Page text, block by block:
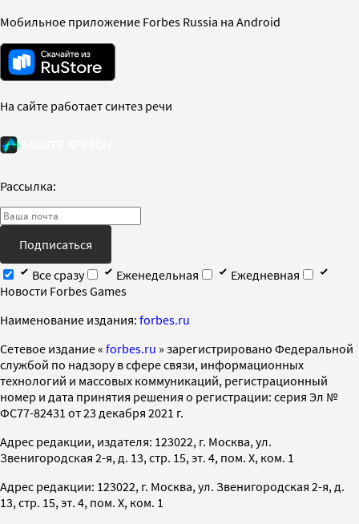
Мобильное приложение Forbes Russia на Android
На сайте работает синтез речи
Рассылка:
Подписаться
Все сразу
Еженедельная
Ежедневная
Новости Forbes Games
Наименование издания: forbes.ru
Cетевое издание « forbes.ru » зарегистрировано Федеральной
службой по надзору в сфере связи, информационных
технологий и массовых коммуникаций, регистрационный
номер и дата принятия решения о регистрации: серия Эл №
ФС77-82431 от 23 декабря 2021 г.
Адрес редакции, издателя: 123022, г. Москва, ул.
Звенигородская 2-я, д. 13, стр. 15, эт. 4, пом. X, ком. 1
Адрес редакции: 123022, г. Москва, ул. Звенигородская 2-я, д.
13, стр. 15, эт. 4, пом. X, ком. 1